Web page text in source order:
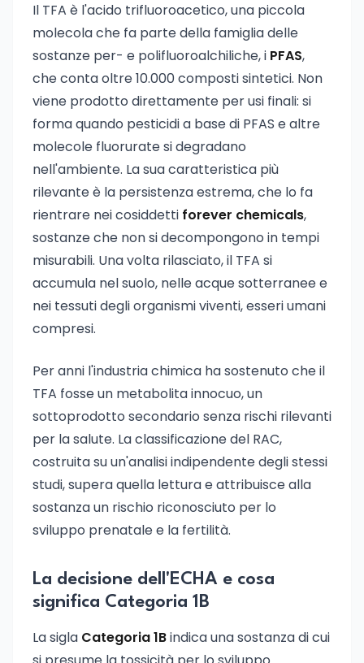
Il TFA è l'acido trifluoroacetico, una piccola
molecola che fa parte della famiglia delle
sostanze per- e polifluoroalchiliche, i PFAS,
che conta oltre 10.000 composti sintetici. Non
viene prodotto direttamente per usi finali: si
forma quando pesticidi a base di PFAS e altre
molecole fluorurate si degradano
nell'ambiente. La sua caratteristica più
rilevante è la persistenza estrema, che lo fa
rientrare nei cosiddetti forever chemicals,
sostanze che non si decompongono in tempi
misurabili. Una volta rilasciato, il TFA si
accumula nel suolo, nelle acque sotterranee e
nei tessuti degli organismi viventi, esseri umani
compresi.
Per anni l'industria chimica ha sostenuto che il
TFA fosse un metabolita innocuo, un
sottoprodotto secondario senza rischi rilevanti
per la salute. La classificazione del RAC,
costruita su un'analisi indipendente degli stessi
studi, supera quella lettura e attribuisce alla
sostanza un rischio riconosciuto per lo
sviluppo prenatale e la fertilità.
La decisione dell'ECHA e cosa
significa Categoria 1B
La sigla Categoria 1Bindica una sostanza di cui